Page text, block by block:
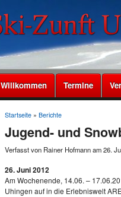
Willkommen Termine
Startseite» Berichte
Jugend- und
Verfasst von Rainer Hofmann am 26.
26. Juni 2012
Am Wochenende, 14.06. –
Uhingen auf in die Erlebniswelt